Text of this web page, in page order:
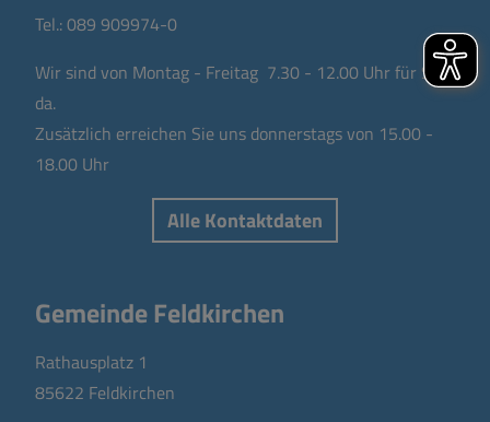
Tel.:089 909974-0
Wir sind von Montag - Freitag 7.30 - 12.00 Uhr für Sie
da.
Zusätzlich erreichen Sie uns donnerstags von 15.00 -
18.00 Uhr
Alle Kontaktdaten
Gemeinde Feldkirchen
Rathausplatz 1
85622 Feldkirchen